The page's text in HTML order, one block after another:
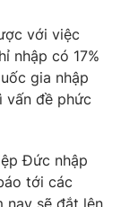
AI
với việc
nhập có 17%
gia nhập
vấn đề phức
Đức nhập
tới các
nay sẽ đắt lên